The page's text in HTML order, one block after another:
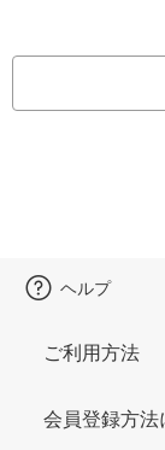
ヘルプ
ご利用方法
会員登録方法